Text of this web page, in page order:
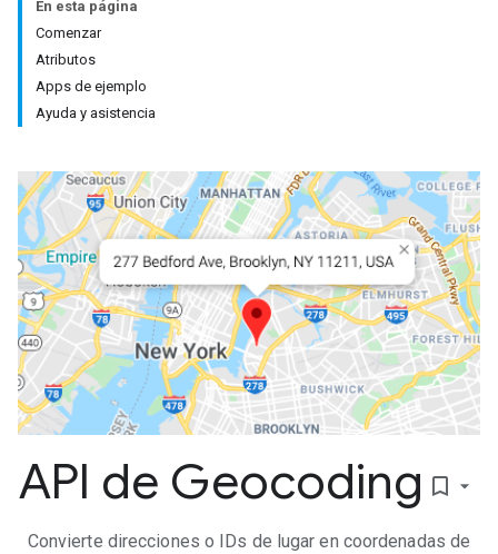
En esta página
Comenzar
Atributos
Apps de ejemplo
Ayuda y asistencia
API de Geocoding bookmark_border
Convierte direcciones o IDs de lugar en coordenadas de